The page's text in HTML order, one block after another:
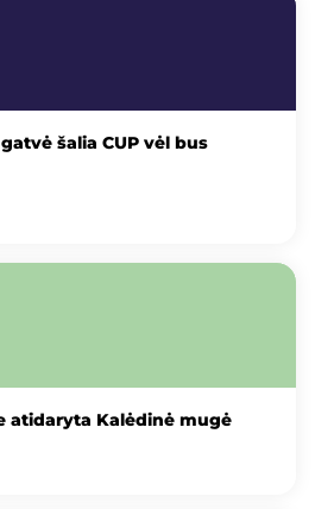
šalia CUP vėl bus
atidaryta Kalėdinė mugė